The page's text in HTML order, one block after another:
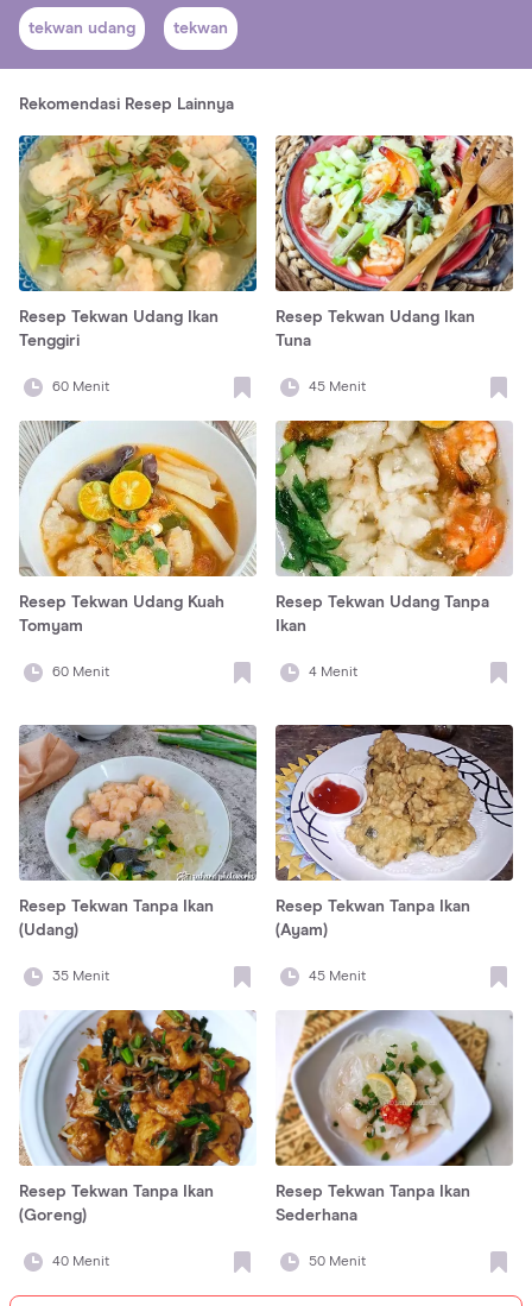
tekwan udang tekwan
Rekomendasi Resep Lainnya
Resep Tekwan Udang Ikan
Tenggiri
60 Menit
Resep Tekwan Udang Ikan
Tuna
45 Menit
Resep Tekwan Udang Kuah
Tomyam
60 Menit
Resep Tekwan Udang Tanpa
Ikan
4 Menit
Resep Tekwan Tanpa Ikan
(Udang)
35 Menit
Resep Tekwan Tanpa Ikan
(Ayam)
45 Menit
Resep Tekwan Tanpa Ikan
(Goreng)
40 Menit
Resep Tekwan Tanpa Ikan
Sederhana
50 Menit